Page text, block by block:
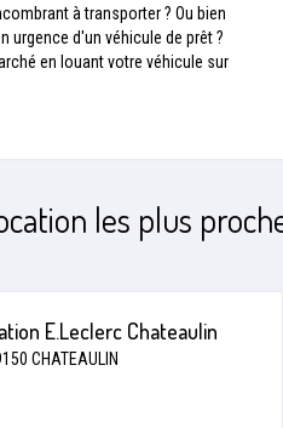
à transporter ? Ou bien
urgence d'un véhicule de prêt ?
en louant votre véhicule sur
les plus
E.Leclerc Chateaulin
CHATEAULIN